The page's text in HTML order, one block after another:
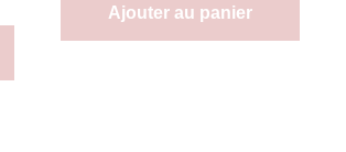
Ajouter au panier